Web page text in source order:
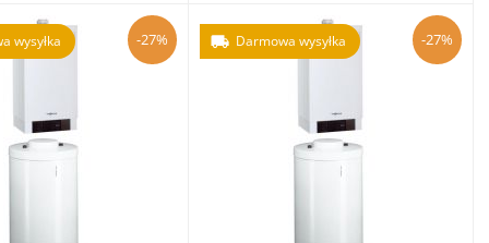
wysyłka -27% Darmowa wysyłka -27%